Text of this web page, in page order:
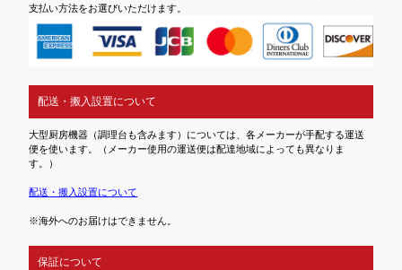
支払い方法をお選びいただけます。
配送・搬入設置について
大型厨房機器（調理台も含みます）については、各メーカーが手配する運送
便を使います。（メーカー使用の運送便は配達地域によっても異なりま
す。）
配送・搬入設置について
※海外へのお届けはできません。
保証について